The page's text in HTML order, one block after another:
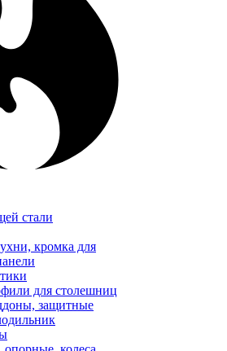
стали
кромка для
для столешниц
защитные